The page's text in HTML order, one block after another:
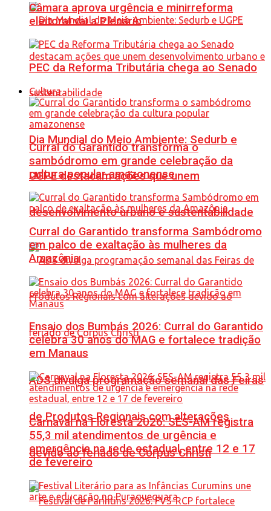
Dia Mundial do Meio Ambiente: Sedurb e
UGPE destacam ações que unem
desenvolvimento urbano e sustentabilidade
ADS divulga programação semanal das Feiras
de Produtos Regionais com alterações
devido ao feriado de Corpus Christi
Câmara aprova urgência e minirreforma
eleitoral vai a Plenário
PEC da Reforma Tributária chega ao Senado
Cultura
Curral do Garantido transforma o
sambódromo em grande celebração da
cultura popular amazonense
Curral do Garantido transforma Sambódromo
em palco de exaltação às mulheres da
Amazônia
Ensaio dos Bumbás 2026: Curral do Garantido
celebra 30 anos do MAG e fortalece tradição
em Manaus
Carnaval na Floresta 2026: SES-AM registra
55,3 mil atendimentos de urgência e
emergência na rede estadual, entre 12 e 17
de fevereiro